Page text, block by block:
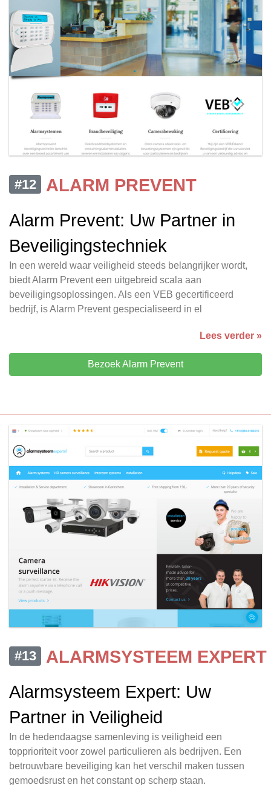
#12
ALARM PREVENT
Alarm Prevent: Uw Partner in
Beveiligingstechniek
In een wereld waar veiligheid steeds belangrijker wordt,
biedt Alarm Prevent een uitgebreid scala aan
beveiligingsoplossingen. Als een VEB gecertificeerd
bedrijf, is Alarm Prevent gespecialiseerd in el
Lees verder »
Bezoek Alarm Prevent
#13
ALARMSYSTEEM EXPERT
Alarmsysteem Expert: Uw
Partner in Veiligheid
In de hedendaagse samenleving is veiligheid een
topprioriteit voor zowel particulieren als bedrijven. Een
betrouwbare beveiliging kan het verschil maken tussen
gemoedsrust en het constant op scherp staan.